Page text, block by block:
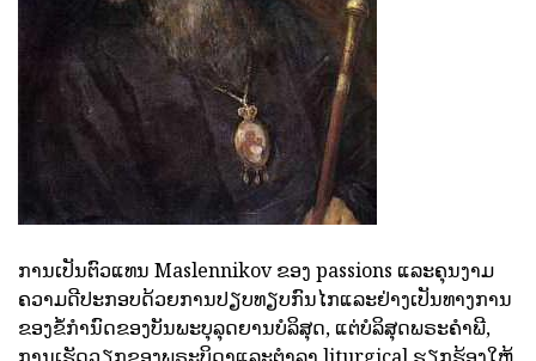
ການເປັນຕົວແທນ Maslennikov ຂອງ passions ແລະຄຸນງາມ
ຄວາມດີປະກອບດ້ວຍການປຽບທຽບກົນໄກແລະຢ່າງເປັນທາງການ
ຂອງຂໍ້ກໍານົດຂອງບັນພະບຸລຸດຍານບໍລິສຸດ, ແຕ່ບໍລິສຸດພຣະຄໍາພີ,